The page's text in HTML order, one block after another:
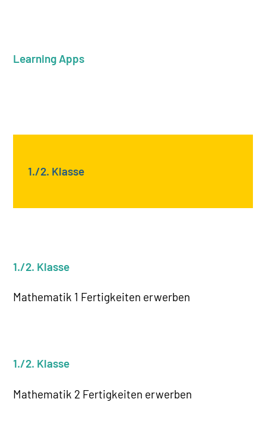
Learning Apps
1./2. Klasse
1./2. Klasse
Mathematik 1 Fertigkeiten erwerben
1./2. Klasse
Mathematik 2 Fertigkeiten erwerben